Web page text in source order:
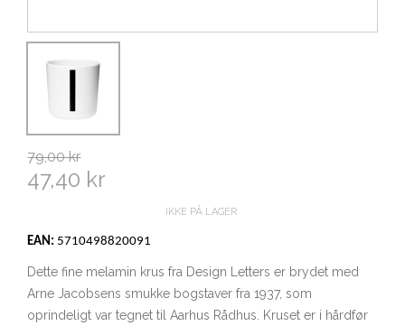
79,00 kr
47,40 kr
IKKE PÅ LAGER
EAN: 5710498820091
Dette fine melamin krus fra Design Letters er brydet med
Arne Jacobsens smukke bogstaver fra 1937, som
oprindeligt var tegnet til Aarhus Rådhus. Kruset er i hårdfør